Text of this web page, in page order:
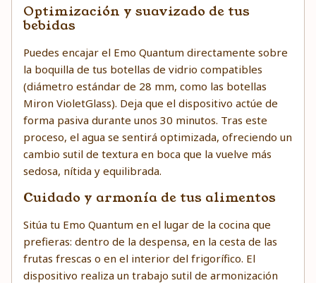
Optimización y suavizado de tus
bebidas
Puedes encajar el Emo Quantum directamente sobre
la boquilla de tus botellas de vidrio compatibles
(diámetro estándar de 28 mm, como las botellas
Miron VioletGlass). Deja que el dispositivo actúe de
forma pasiva durante unos 30 minutos. Tras este
proceso, el agua se sentirá optimizada, ofreciendo un
cambio sutil de textura en boca que la vuelve más
sedosa, nítida y equilibrada.
Cuidado y armonía de tus alimentos
Sitúa tu Emo Quantum en el lugar de la cocina que
prefieras: dentro de la despensa, en la cesta de las
frutas frescas o en el interior del frigorífico. El
dispositivo realiza un trabajo sutil de armonización